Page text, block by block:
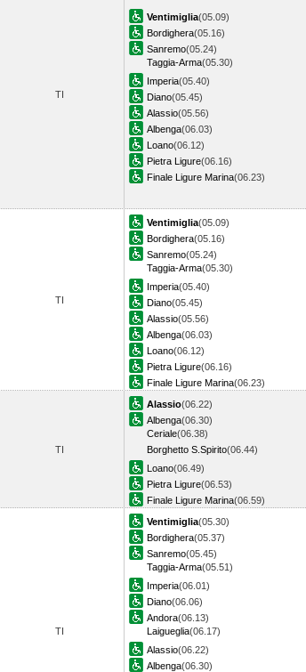
TI
Ventimiglia(05.09)
Bordighera(05.16)
Sanremo(05.24)
Taggia-Arma(05.30)
Imperia(05.40)
Diano(05.45)
Alassio(05.56)
Albenga(06.03)
Loano(06.12)
Pietra Ligure(06.16)
Finale Ligure Marina(06.23)
TI
Ventimiglia(05.09)
Bordighera(05.16)
Sanremo(05.24)
Taggia-Arma(05.30)
Imperia(05.40)
Diano(05.45)
Alassio(05.56)
Albenga(06.03)
Loano(06.12)
Pietra Ligure(06.16)
Finale Ligure Marina(06.23)
TI
Alassio(06.22)
Albenga(06.30)
Ceriale(06.38)
Borghetto S.Spirito(06.44)
Loano(06.49)
Pietra Ligure(06.53)
Finale Ligure Marina(06.59)
TI
Ventimiglia(05.30)
Bordighera(05.37)
Sanremo(05.45)
Taggia-Arma(05.51)
Imperia(06.01)
Diano(06.06)
Andora(06.13)
Laigueglia(06.17)
Alassio(06.22)
Albenga(06.30)